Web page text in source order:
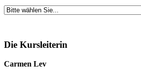
Die Kursleiterin
Carmen Lev